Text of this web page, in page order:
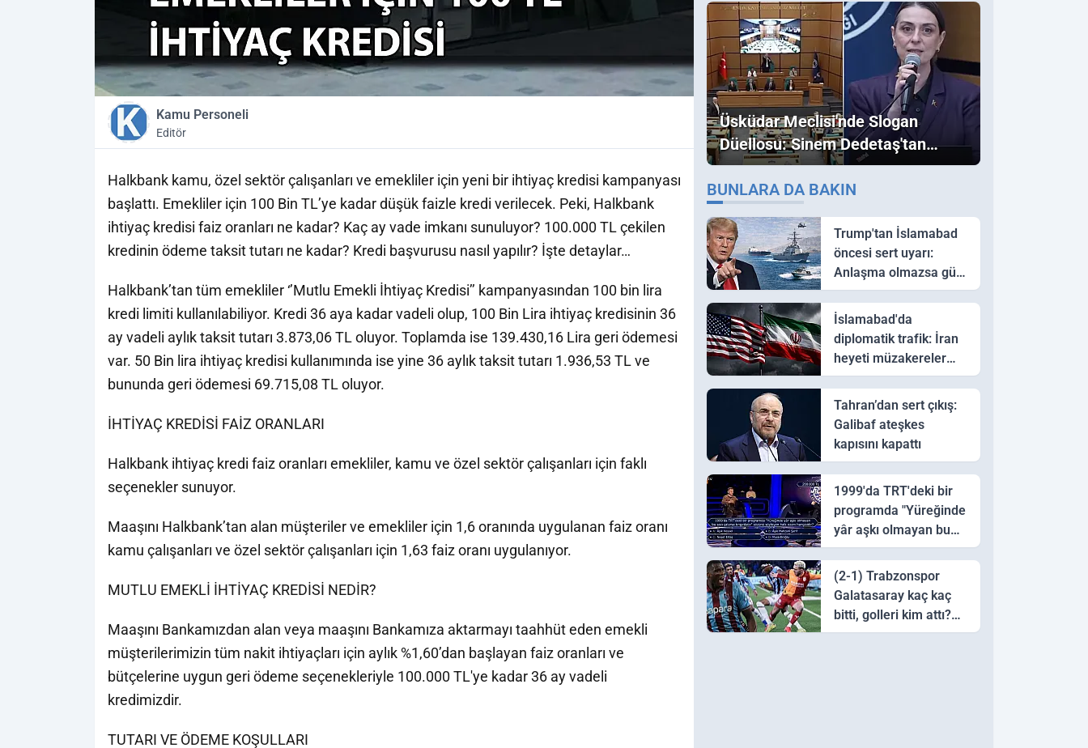
Kamu Personeli
Editör
Halkbank kamu, özel sektör çalışanları ve emekliler için yeni bir ihtiyaç kredisi kampanyası
başlattı. Emekliler için 100 Bin TL’ye kadar düşük faizle kredi verilecek. Peki, Halkbank
ihtiyaç kredisi faiz oranları ne kadar? Kaç ay vade imkanı sunuluyor? 100.000 TL çekilen
kredinin ödeme taksit tutarı ne kadar? Kredi başvurusu nasıl yapılır? İşte detaylar…
Halkbank’tan tüm emekliler ‘’Mutlu Emekli İhtiyaç Kredisi’’ kampanyasından 100 bin lira
kredi limiti kullanılabiliyor. Kredi 36 aya kadar vadeli olup, 100 Bin Lira ihtiyaç kredisinin 36
ay vadeli aylık taksit tutarı 3.873,06 TL oluyor. Toplamda ise 139.430,16 Lira geri ödemesi
var. 50 Bin lira ihtiyaç kredisi kullanımında ise yine 36 aylık taksit tutarı 1.936,53 TL ve
bununda geri ödemesi 69.715,08 TL oluyor.
İHTİYAÇ KREDİSİ FAİZ ORANLARI
Halkbank ihtiyaç kredi faiz oranları emekliler, kamu ve özel sektör çalışanları için faklı
seçenekler sunuyor.
Maaşını Halkbank’tan alan müşteriler ve emekliler için 1,6 oranında uygulanan faiz oranı
kamu çalışanları ve özel sektör çalışanları için 1,63 faiz oranı uygulanıyor.
MUTLU EMEKLİ İHTİYAÇ KREDİSİ NEDİR?
Maaşını Bankamızdan alan veya maaşını Bankamıza aktarmayı taahhüt eden emekli
müşterilerimizin tüm nakit ihtiyaçları için aylık %1,60’dan başlayan faiz oranları ve
bütçelerine uygun geri ödeme seçenekleriyle 100.000 TL'ye kadar 36 ay vadeli
kredimizdir.
TUTARI VE ÖDEME KOŞULLARI
Üsküdar Meclisi'nde Slogan
Düellosu: Sinem Dedetaş'tan
Ezber Bozan "Erdoğan" ve
"İmamoğlu" Çıkışı!
BUNLARA DA BAKIN
Trump'tan İslamabad
öncesi sert uyarı:
Anlaşma olmazsa güç
kullanırız
İslamabad'da
diplomatik trafik: İran
heyeti müzakereler
için Pakistan'a ulaştı
Tahran’dan sert çıkış:
Galibaf ateşkes
kapısını kapattı
1999'da TRT'deki bir
programda "Yüreğinde
yâr aşkı olmayan bu
sazı çalarsa tingirdatır"
sözünü söyleyen halk
ozanı hangisidir?
(2-1) Trabzonspor
Galatasaray kaç kaç
bitti, golleri kim attı?
Trabzonspor